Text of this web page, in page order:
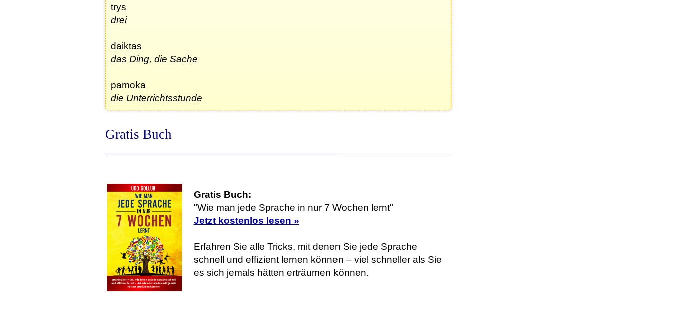
trys
drei
daiktas
das Ding, die Sache
pamoka
die Unterrichtsstunde
Gratis Buch
Gratis Buch:
"Wie man jede Sprache in nur 7 Wochen lernt"
Jetzt kostenlos lesen »
Erfahren Sie alle Tricks, mit denen Sie jede Sprache
schnell und effizient lernen können – viel schneller als Sie
es sich jemals hätten erträumen können.